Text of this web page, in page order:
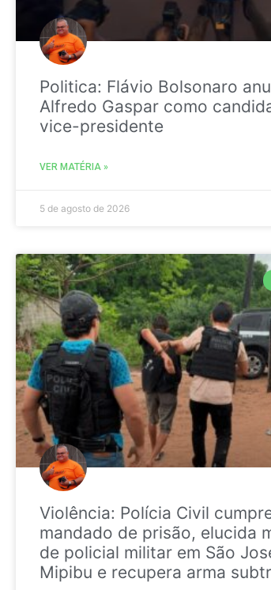
Politica: Flávio Bolsonaro
Alfredo Gaspar como
vice-presidente
VER MATÉRIA »
5 de agosto de 2026
Violência: Polícia Civil
mandado de prisão, elucida
de policial militar em São
Mipibu e recupera arma